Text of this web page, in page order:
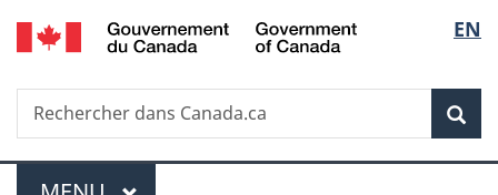
Passer
au
principal
Passer
à
Au
du
Passer
au
de
section
Passer
à
version
simplifiée
de
la
EN
Recherche
Rechercher
dans